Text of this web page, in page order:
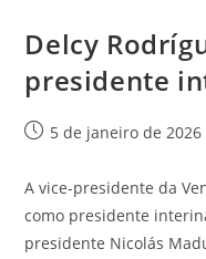
Delcy
presidente
5 de janeiro de 2026
A vice-presidente da
como presidente
presidente Nicolás